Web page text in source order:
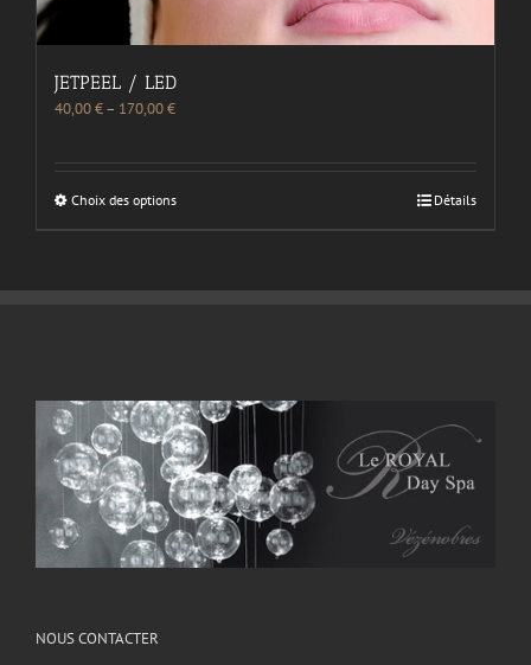
JETPEEL / LED
40,00€– 170,00€
Choix des options Détails
NOUS CONTACTER